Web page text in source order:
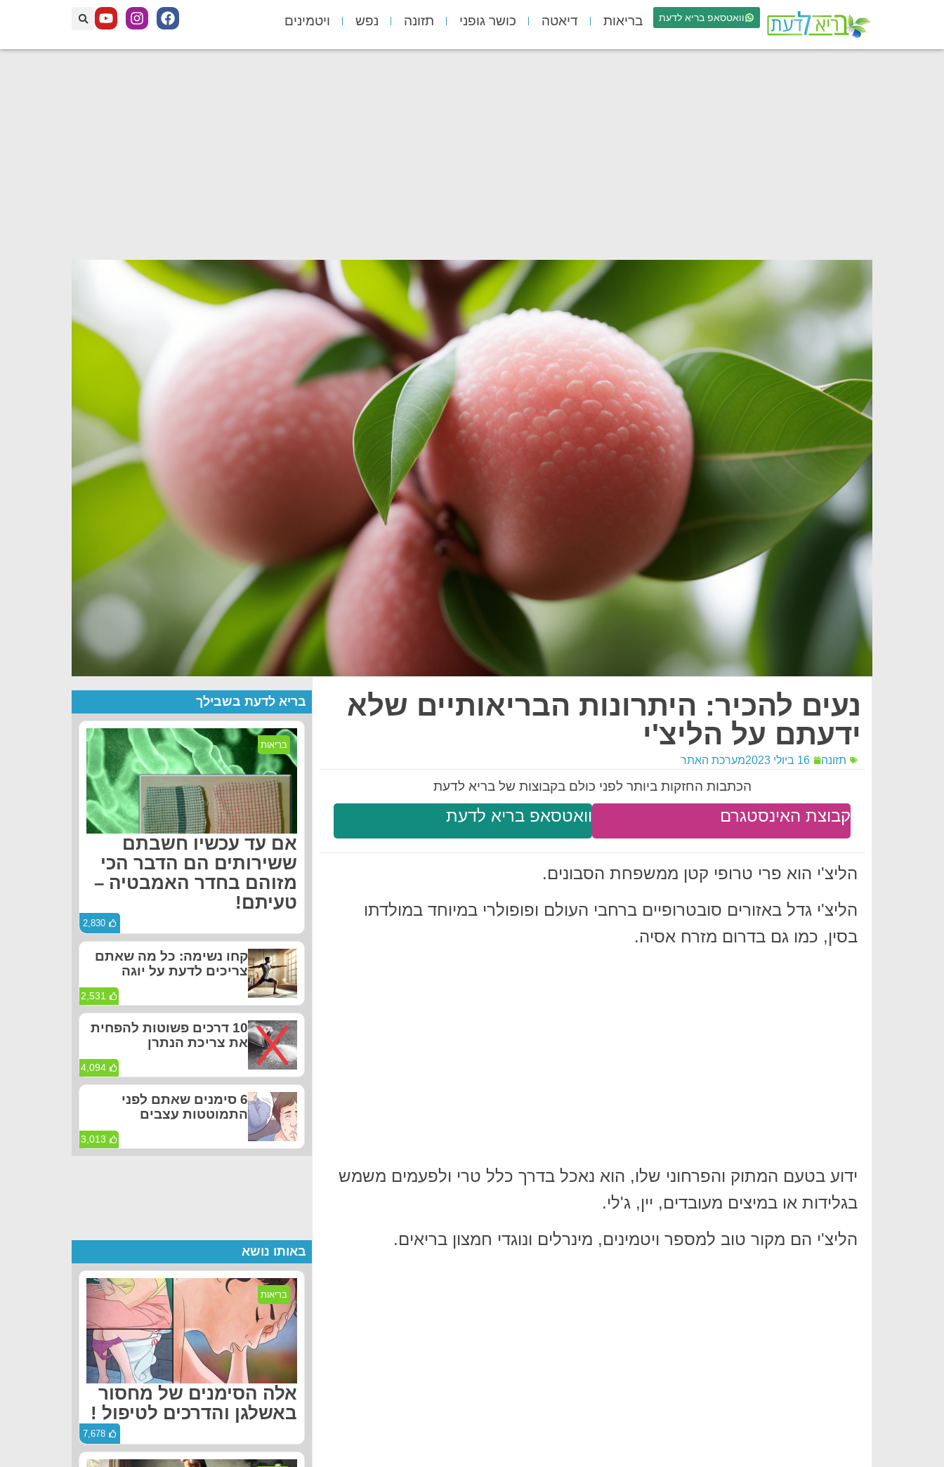
וואטסאפ בריא לדעת בריאות דיאטה כושר גופני תזונה נפש ויטמינים
נעים להכיר: היתרונות הבריאותיים שלא
ידעתם על הליצ'י
תזונה 16 ביולי 2023 מערכת האתר
הכתבות החזקות ביותר לפני כולם בקבוצות של בריא לדעת
וואטסאפ בריא לדעת קבוצת האינסטגרם
הליצ'י הוא פרי טרופי קטן ממשפחת הסבונים.
הליצ'י גדל באזורים סובטרופיים ברחבי העולם ופופולרי במיוחד במולדתו
בסין, כמו גם בדרום מזרח אסיה.
ידוע בטעם המתוק והפרחוני שלו, הוא נאכל בדרך כלל טרי ולפעמים משמש
בגלידות או במיצים מעובדים, יין, ג'לי.
הליצ'י הם מקור טוב למספר ויטמינים, מינרלים ונוגדי חמצון בריאים.
בריא לדעת בשבילך
בריאות
אם עד עכשיו חשבתם
ששירותים הם הדבר הכי
מזוהם בחדר האמבטיה –
טעיתם!
2,830
קחו נשימה: כל מה שאתם
צריכים לדעת על יוגה
2,531
10 דרכים פשוטות להפחית
את צריכת הנתרן
4,094
6 סימנים שאתם לפני
התמוטטות עצבים
3,013
באותו נושא
בריאות
אלה הסימנים של מחסור
באשלגן והדרכים לטיפול !
7,678